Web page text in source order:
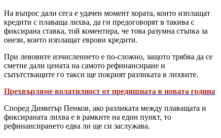
На въпрос дали сега е удачен момент хората, които изплащат
кредити с плаваща лихва, да ги предоговорят в такива с
фиксирана ставка, той коментира, че това разумна стъпка за
онези, които изплащат еврови кредити.
При левовите изчислението е по-сложно, защото трябва да се
сметне дали цената на самото рефинансиране и
съпътстващите го такси ще покрият разликата в лихвите.
Прехвърляме волатилност от предишната в новата година
Според Димитър Пенков, ако разликата между плаващата и
фиксираната лихва е в рамките на един пункт, то
рефинансирането едва ли ще си заслужава.